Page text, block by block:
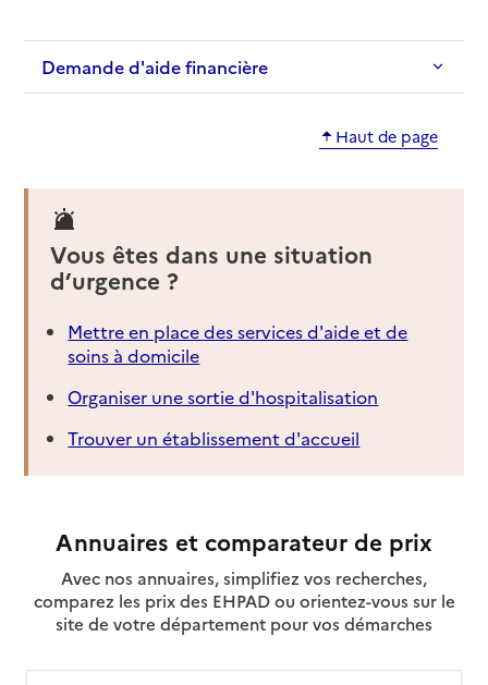
Demande d'aide financière
Haut de page
Vous êtes dans une situation
d’urgence ?
Mettre en place des services d'aide et de
soins à domicile
Organiser une sortie d'hospitalisation
Trouver un établissement d'accueil
Annuaires et comparateur de prix
Avec nos annuaires, simplifiez vos recherches,
comparez les prix des EHPAD ou orientez-vous sur le
site de votre département pour vos démarches